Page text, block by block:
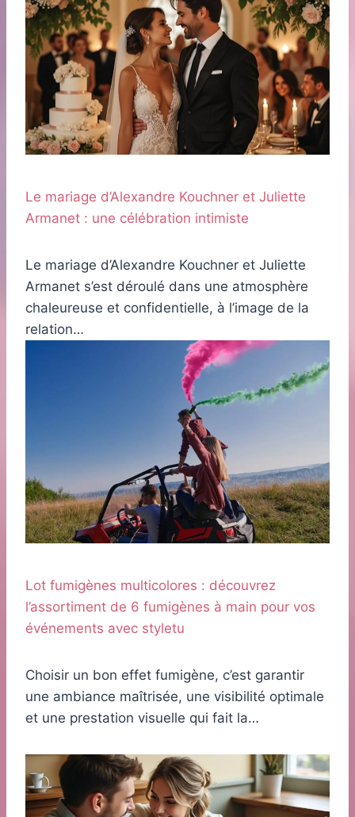
Le mariage d’Alexandre Kouchner et Juliette
Armanet : une célébration intimiste
Le mariage d’Alexandre Kouchner et Juliette
Armanet s’est déroulé dans une atmosphère
chaleureuse et confidentielle, à l’image de la
relation…
Lot fumigènes multicolores : découvrez
l’assortiment de 6 fumigènes à main pour vos
événements avec styletu
Choisir un bon effet fumigène, c’est garantir
une ambiance maîtrisée, une visibilité optimale
et une prestation visuelle qui fait la…